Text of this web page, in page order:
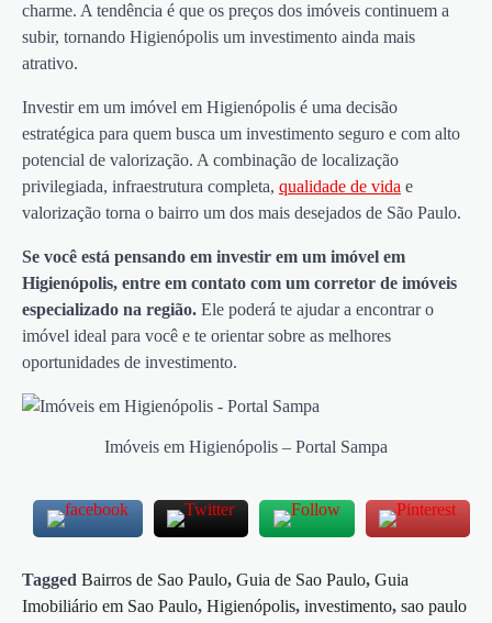
charme. A tendência é que os preços dos imóveis continuem a
subir, tornando Higienópolis um investimento ainda mais
atrativo.
Investir em um imóvel em Higienópolis é uma decisão
estratégica para quem busca um investimento seguro e com alto
potencial de valorização. A combinação de localização
privilegiada, infraestrutura completa, qualidade de vida e
valorização torna o bairro um dos mais desejados de São Paulo.
Se você está pensando em investir em um imóvel em
Higienópolis, entre em contato com um corretor de imóveis
especializado na região. Ele poderá te ajudar a encontrar o
imóvel ideal para você e te orientar sobre as melhores
oportunidades de investimento.
Imóveis em Higienópolis – Portal Sampa
Tagged Bairros de Sao Paulo, Guia de Sao Paulo, Guia
Imobiliário em Sao Paulo, Higienópolis, investimento, sao paulo